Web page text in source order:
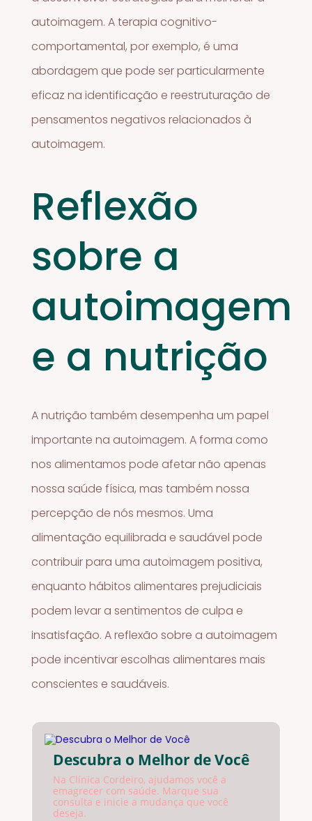
autoimagem. A terapia cognitivo-
comportamental, por exemplo, é uma
abordagem que pode ser particularmente
eficaz na identificação e reestruturação de
pensamentos negativos relacionados à
autoimagem.
Reflexão
sobre a
autoimagem
e a nutrição
A nutrição também desempenha um papel
importante na autoimagem. A forma como
nos alimentamos pode afetar não apenas
nossa saúde física, mas também nossa
percepção de nós mesmos. Uma
alimentação equilibrada e saudável pode
contribuir para uma autoimagem positiva,
enquanto hábitos alimentares prejudiciais
podem levar a sentimentos de culpa e
insatisfação. A reflexão sobre a autoimagem
pode incentivar escolhas alimentares mais
conscientes e saudáveis.
Descubra o Melhor de Você
Na Clínica Cordeiro, ajudamos você a
emagrecer com saúde. Marque sua
consulta e inicie a mudança que você
deseja.